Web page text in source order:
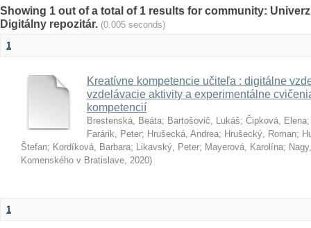
Showing 1 out of a total of 1 results for community:
Digitálny repozitár. (0.005 seconds)
1
Kreatívne kompetencie učiteľa : digitálne
vzdelávacie aktivity a experimentálne
kompetencií
Brestenská, Beáta; Bartošovič, Lukáš; Čipková, Elena
Farárik, Peter; Hrušecká, Andrea; Hrušecký, Roman;
Štefan; Kordíková, Barbara; Likavský, Peter; Mayerová, Karolína;
Komenského v Bratislave, 2020)
1